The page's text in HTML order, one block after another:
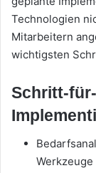
Technologien
Mitarbeitern
wichtigsten
Schritt-